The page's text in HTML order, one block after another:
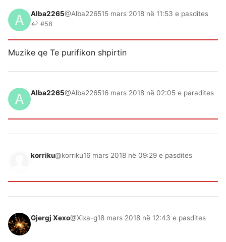
Alba2265@Alba226515 mars 2018 në 11:53 e pasdites
↩ #58
Muzike qe Te purifikon shpirtin
Alba2265@Alba226516 mars 2018 në 02:05 e paradites
korriku@korriku16 mars 2018 në 09:29 e pasdites
Gjergj Xexo@Xixa-g18 mars 2018 në 12:43 e pasdites